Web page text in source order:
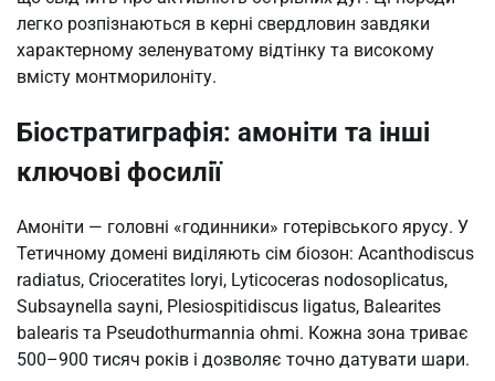
легко розпізнаються в керні свердловин завдяки
характерному зеленуватому відтінку та високому
вмісту монтморилоніту.
Біостратиграфія: амоніти та інші
ключові фосилії
Амоніти — головні «годинники» готерівського ярусу. У
Тетичному домені виділяють сім біозон: Acanthodiscus
radiatus, Crioceratites loryi, Lyticoceras nodosoplicatus,
Subsaynella sayni, Plesiospitidiscus ligatus, Balearites
balearis та Pseudothurmannia ohmi. Кожна зона триває
500–900 тисяч років і дозволяє точно датувати шари.